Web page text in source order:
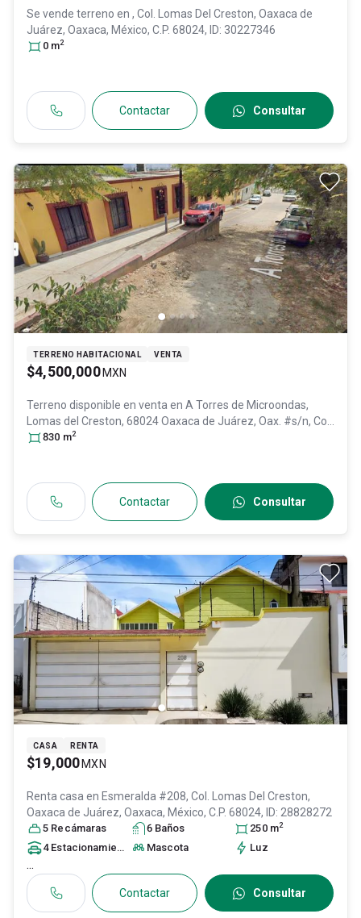
Se vende terreno en , Col. Lomas Del Creston, Oaxaca de
Juárez, Oaxaca, México, C.P. 68024, ID: 30227346
0 m2
Contactar Consultar
TERRENO HABITACIONAL VENTA
$4,500,000 MXN
Terreno disponible en venta en A Torres de Microondas,
Lomas del Creston, 68024 Oaxaca de Juárez, Oax. #s/n, Col.
Lomas Del Creston,
830 m2
Contactar Consultar
CASA RENTA
$19,000 MXN
Renta casa en Esmeralda #208, Col. Lomas Del Creston,
Oaxaca de Juárez, Oaxaca, México, C.P. 68024, ID: 28828272
5 Recámaras 6 Baños 250 m2
4 Estacionamiento s Mascota Luz
...
Contactar Consultar